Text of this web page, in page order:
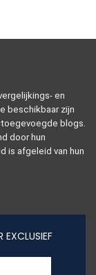
en
beschikbaar zijn
blogs.
door hun
is afgeleid van hun